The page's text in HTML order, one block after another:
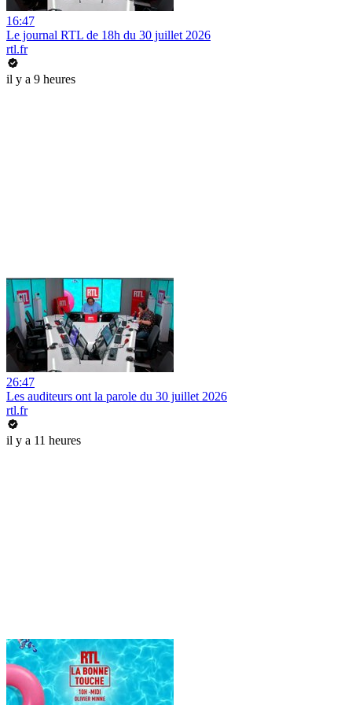
16:47
Le journal RTL de 18h du 30 juillet 2026
rtl.fr
il y a 9 heures
26:47
Les auditeurs ont la parole du 30 juillet 2026
rtl.fr
il y a 11 heures